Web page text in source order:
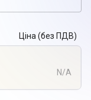
Ціна (без ПДВ)
N/A